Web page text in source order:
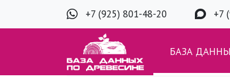
+7 (925) 801-48-20 +7
БАЗА